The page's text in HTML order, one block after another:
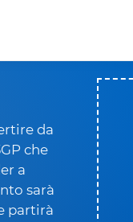
da
che
a
sarà
partirà